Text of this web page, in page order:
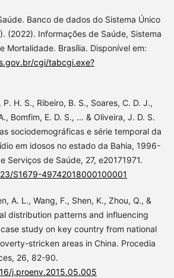
Banco de dados do Sistema Único
(2022). Informações de Saúde, Sistema
Mortalidade. Brasília. Disponível em:
cgi/tabcgi.exe?
P. H. S., Ribeiro, B. S., Soares, C. D. J.,
Bomfim, E. D. S., ... & Oliveira, J. D. S.
sociodemográficas e série temporal da
em idosos no estado da Bahia, 1996-
Serviços de Saúde, 27, e20171971.
S1679-49742018000100001
A. L., Wang, F., Shen, K., Zhou, Q., &
distribution patterns and influencing
study on key country from national
stricken areas in China. Procedia
26, 82-90.
j.proenv.2015.05.005